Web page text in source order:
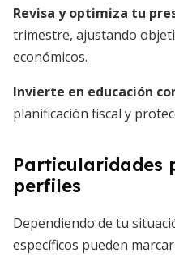
Revisa y optimiza tu
trimestre, ajustando
económicos.
Invierte en educación
planificación fiscal y
Particularidades
perfiles
Dependiendo de tu
específicos pueden